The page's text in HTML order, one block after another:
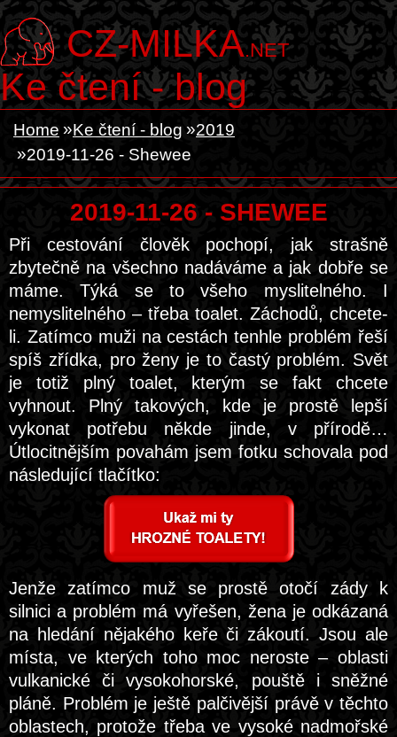
CZ-MILKA.NET
Ke čtení - blog
Home Ke čtení - blog
2019
2019-11-26 - Shewee
2019-11-26 - SHEWEE
Při cestování člověk pochopí, jak strašně
zbytečně na všechno nadáváme a jak dobře se
máme. Týká se to všeho myslitelného. I
nemyslitelného – třeba toalet. Záchodů, chcete-
li. Zatímco muži na cestách tenhle problém řeší
spíš zřídka, pro ženy je to častý problém. Svět
je totiž plný toalet, kterým se fakt chcete
vyhnout. Plný takových, kde je prostě lepší
vykonat potřebu někde jinde, v přírodě…
Útlocitnějším povahám jsem fotku schovala pod
následující tlačítko:
Jenže zatímco muž se prostě otočí zády k
silnici a problém má vyřešen, žena je odkázaná
na hledání nějakého keře či zákoutí. Jsou ale
místa, ve kterých toho moc neroste – oblasti
vulkanické či vysokohorské, pouště i sněžné
pláně. Problém je ještě palčivější právě v těchto
oblastech, protože třeba ve vysoké nadmořské